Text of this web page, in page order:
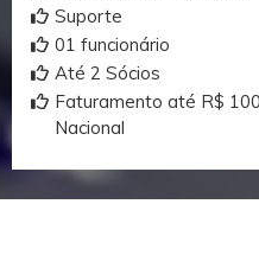
Suporte
01 funcionário
Até 2 Sócios
Faturamento até R$
Nacional